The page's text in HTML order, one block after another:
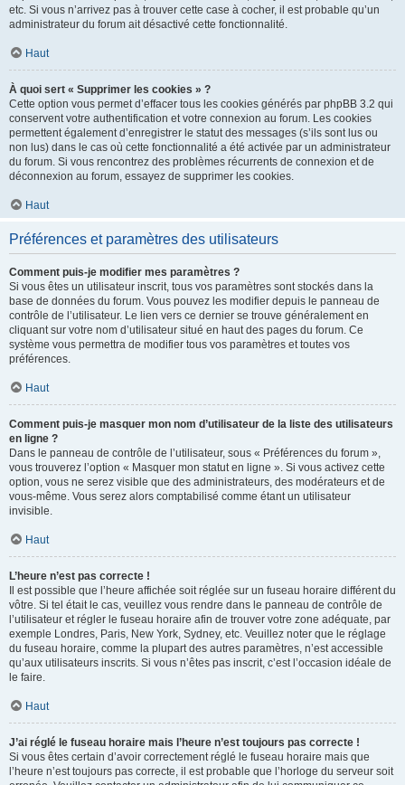
etc. Si vous n’arrivez pas à trouver cette case à cocher, il est probable qu’un
administrateur du forum ait désactivé cette fonctionnalité.
Haut
À quoi sert « Supprimer les cookies » ?
Cette option vous permet d’effacer tous les cookies générés par phpBB 3.2 qui
conservent votre authentification et votre connexion au forum. Les cookies
permettent également d’enregistrer le statut des messages (s’ils sont lus ou
non lus) dans le cas où cette fonctionnalité a été activée par un administrateur
du forum. Si vous rencontrez des problèmes récurrents de connexion et de
déconnexion au forum, essayez de supprimer les cookies.
Haut
Préférences et paramètres des utilisateurs
Comment puis-je modifier mes paramètres ?
Si vous êtes un utilisateur inscrit, tous vos paramètres sont stockés dans la
base de données du forum. Vous pouvez les modifier depuis le panneau de
contrôle de l’utilisateur. Le lien vers ce dernier se trouve généralement en
cliquant sur votre nom d’utilisateur situé en haut des pages du forum. Ce
système vous permettra de modifier tous vos paramètres et toutes vos
préférences.
Haut
Comment puis-je masquer mon nom d’utilisateur de la liste des utilisateurs
en ligne ?
Dans le panneau de contrôle de l’utilisateur, sous « Préférences du forum »,
vous trouverez l’option « Masquer mon statut en ligne ». Si vous activez cette
option, vous ne serez visible que des administrateurs, des modérateurs et de
vous-même. Vous serez alors comptabilisé comme étant un utilisateur
invisible.
Haut
L’heure n’est pas correcte !
Il est possible que l’heure affichée soit réglée sur un fuseau horaire différent du
vôtre. Si tel était le cas, veuillez vous rendre dans le panneau de contrôle de
l’utilisateur et régler le fuseau horaire afin de trouver votre zone adéquate, par
exemple Londres, Paris, New York, Sydney, etc. Veuillez noter que le réglage
du fuseau horaire, comme la plupart des autres paramètres, n’est accessible
qu’aux utilisateurs inscrits. Si vous n’êtes pas inscrit, c’est l’occasion idéale de
le faire.
Haut
J’ai réglé le fuseau horaire mais l’heure n’est toujours pas correcte !
Si vous êtes certain d’avoir correctement réglé le fuseau horaire mais que
l’heure n’est toujours pas correcte, il est probable que l’horloge du serveur soit